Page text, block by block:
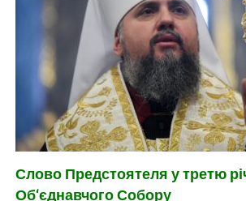
Слово Предстоятеля у третю
Об‘єднавчого Собору